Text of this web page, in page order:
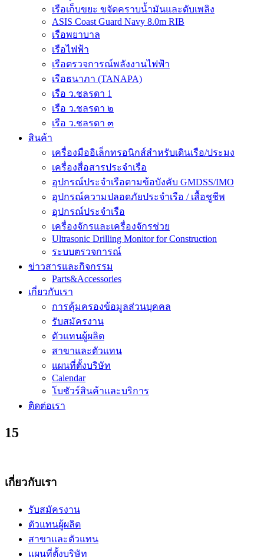
เรือเก็บขยะ ขจัดคราบน้ำมันและดับเพลิง
ASIS Coast Guard Navy 8.0m RIB
เรือพยาบาล
เรือไฟฟ้า
เรือตรวจการณ์พลังงานไฟฟ้า
เรือธนาภา (TANAPA)
เรือ ว.ชลรดา 1
เรือ ว.ชลรดา ๒
เรือ ว.ชลรดา ๓
สินค้า
เครื่องมืออิเล็กทรอนิกส์สำหรับเดินเรือ/ประมง
เครื่องสื่อสารประจำเรือ
อุปกรณ์ประจำเรือตามข้อบังคับ GMDSS/IMO
อุปกรณ์ความปลอดภัยประจำเรือ / เสื้อชูชีพ
อุปกรณ์ประจำเรือ
เครื่องจักรและเครื่องจักรช่วย
Ultrasonic Drilling Monitor for Construction
ระบบตรวจการณ์
ข่าวสารและกิจกรรม
Parts&Accessories
เกี่ยวกับเรา
การคุ้มครองข้อมูลส่วนบุคคล
รับสมัครงาน
ตัวแทนผู้ผลิต
สาขาและตัวแทน
แผนที่ตั้งบริษัท
Calendar
โบชัวร์สินค้าและบริการ
ติดต่อเรา
15
เกี่ยวกับเรา
รับสมัครงาน
ตัวแทนผู้ผลิต
สาขาและตัวแทน
แผนที่ตั้งบริษัท